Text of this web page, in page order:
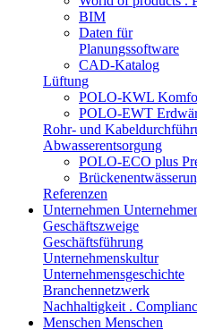
BIM
Daten für
Planungssoftware
CAD-Katalog
Lüftung
POLO-KWL
POLO-EWT
Rohr- und
Abwasserentsorgung
POLO-ECO plus
Referenzen
Unternehmen
Geschäftszweige
Geschäftsführung
Unternehmenskultur
Unternehmensgeschichte
Branchennetzwerk
Nachhaltigkeit .
Menschen Menschen